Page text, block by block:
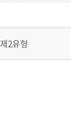
제2유형